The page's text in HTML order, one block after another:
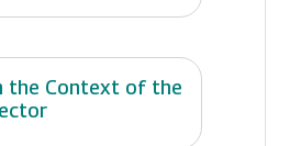
the Context of the